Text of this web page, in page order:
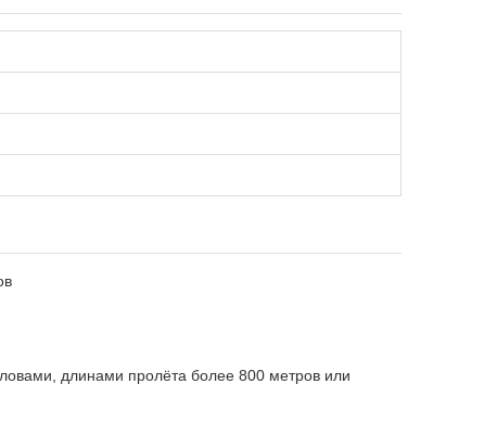
длинами пролёта более 800 метров или